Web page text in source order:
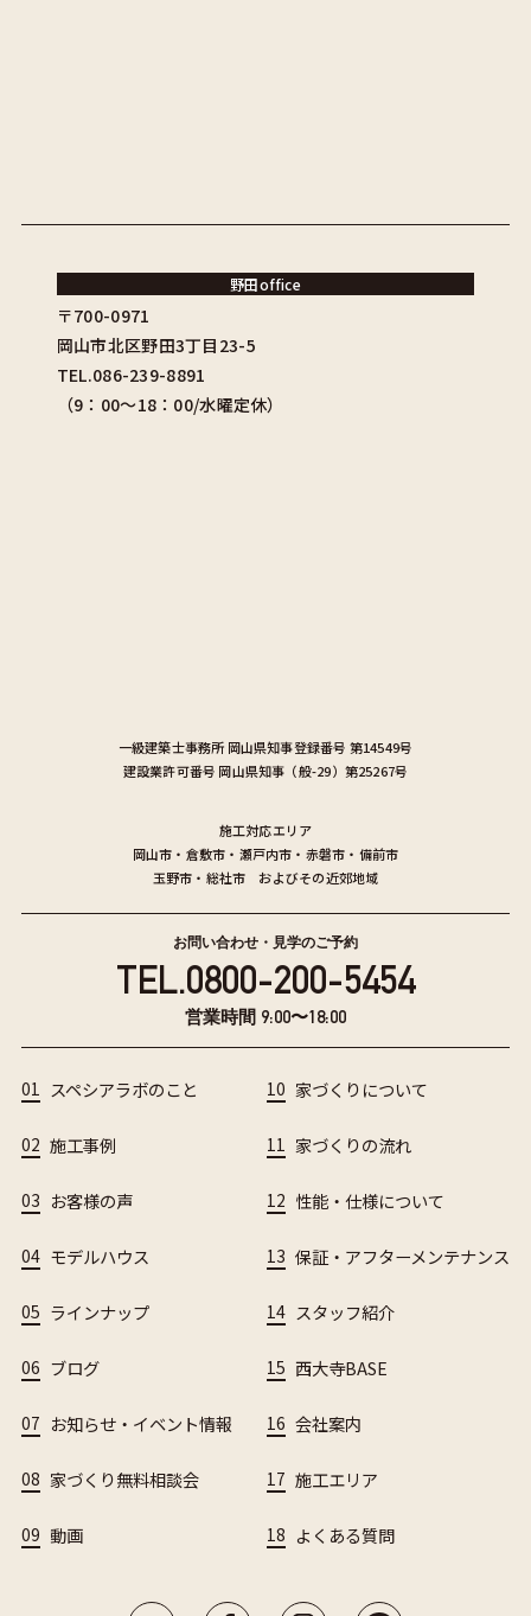
一級建築士事務所 岡山県知事登録番号 第14549号
建設業許可番号 岡山県知事（般-29）第25267号
施工対応エリア
岡山市 ・ 倉敷市 ・ 瀬戸内市 ・ 赤磐市 ・ 備前市
玉野市 ・ 総社市 およびその近郊地域
野田office
〒700-0971
岡山市北区野田3丁目23-5
TEL.086-239-8891
（9：00〜18：00/水曜定休）
お問い合わせ・見学のご予約
TEL.0800-200-5454
営業時間 9:00〜18:00
01 スペシアラボのこと
02 施工事例
03 お客様の声
04 モデルハウス
05 ラインナップ
06 ブログ
07 お知らせ・イベント情報
08 家づくり無料相談会
09 動画
10 家づくりについて
11 家づくりの流れ
12 性能・仕様について
13 保証・アフターメンテナンス
14 スタッフ紹介
15 西大寺BASE
16 会社案内
17 施工エリア
18 よくある質問